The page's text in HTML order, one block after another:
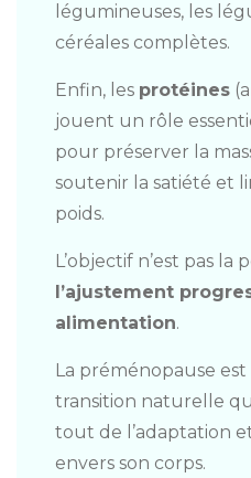
légumineuses, les
céréales complètes.
Enfin, les protéines
jouent un rôle
pour préserver la
soutenir la satiété et
poids.
L’objectif n’est pas la
l’ajustement
alimentation.
La préménopause
transition naturelle
tout de l’adaptation
envers son corps.